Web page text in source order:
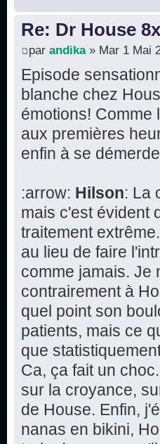
Re: Dr House
par andika» Mar 1 Mai
Episode
blanche chez
émotions! Comme
aux premières
enfin à se
:arrow: Hilson: La
mais c'est évident
traitement
au lieu de faire
comme jamais. Je
contrairement à
quel point son
patients, mais ce
que
Ca, ça fait un
sur la croyance,
de House. Enfin,
nanas en bikini,